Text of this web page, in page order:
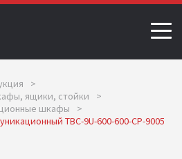
>
ящики, стойки
>
шкафы
>
ТВС-9U-600-600-СР-9005